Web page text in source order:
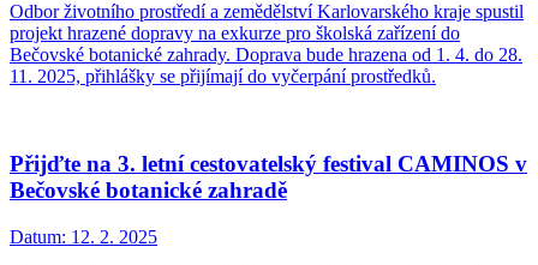
Odbor životního prostředí a zemědělství Karlovarského kraje spustil
projekt hrazené dopravy na exkurze pro školská zařízení do
Bečovské botanické zahrady. Doprava bude hrazena od 1. 4. do 28.
11. 2025, přihlášky se přijímají do vyčerpání prostředků.
Přijďte na 3. letní cestovatelský festival CAMINOS v
Bečovské botanické zahradě
Datum: 12. 2. 2025